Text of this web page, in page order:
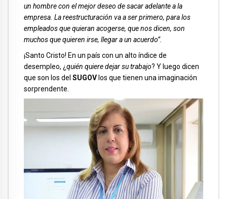
un hombre con el mejor deseo de sacar adelante a la
empresa. La reestructuración va a ser primero, para los
empleados que quieran acogerse, que nos dicen, son
muchos que quieren irse, llegar a un acuerdo”.
¡Santo Cristo! En un país con un alto índice de
desempleo, ¿quién quiere dejar su trabajo? Y luego dicen
que son los del SUGOV los que tienen una imaginación
sorprendente.